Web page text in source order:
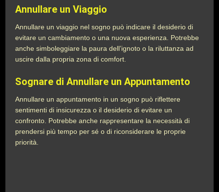
Annullare un Viaggio
Annullare un viaggio nel sogno può indicare il desiderio di
evitare un cambiamento o una nuova esperienza. Potrebbe
anche simboleggiare la paura dell’ignoto o la riluttanza ad
uscire dalla propria zona di comfort.
Sognare di Annullare un Appuntamento
Annullare un appuntamento in un sogno può riflettere
sentimenti di insicurezza o il desiderio di evitare un
confronto. Potrebbe anche rappresentare la necessità di
prendersi più tempo per sé o di riconsiderare le proprie
priorità.